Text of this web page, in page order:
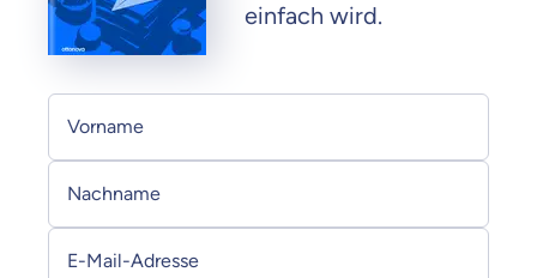
einfach wird.
Persönliche Informationen
Vorname
Nachname
E-Mail-Adresse